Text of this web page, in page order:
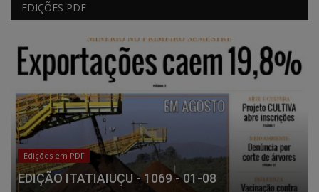
EDIÇÕES PDF
Edições em PDF
EDIÇÃO ITATIAIUÇU - 1069 - 01-08